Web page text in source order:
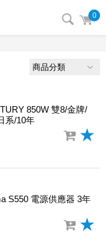
0
商品分類
850W 雙8/金牌/
系/10年
S550 電源供應器 3年